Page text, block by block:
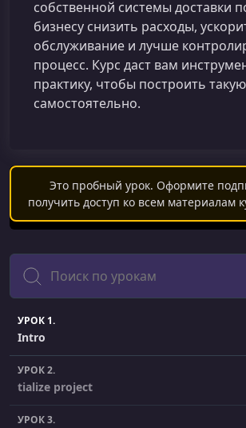
собственной системы доставки
бизнесу снизить расходы,
обслуживание и лучше
процесс. Курс даст вам
практику, чтобы построить
самостоятельно.
Это пробный урок. Оформите
получить доступ ко всем материалам
Поиск
УРОК 1.
Intro
УРОК 2.
tialize project
УРОК 3.